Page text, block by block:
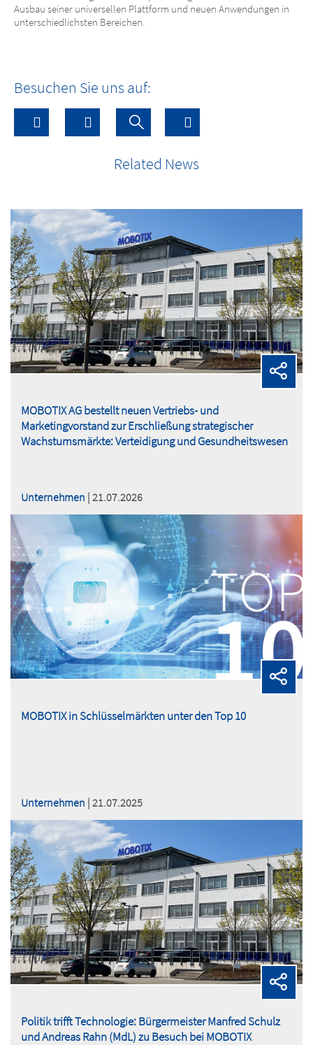
Ausbau seiner universellen Plattform und neuen Anwendungen in
unterschiedlichsten Bereichen.
Besuchen Sie uns auf:
Related News
MOBOTIX AG bestellt neuen Vertriebs- und
Marketingvorstand zur Erschließung strategischer
Wachstumsmärkte: Verteidigung und Gesundheitswesen
Unternehmen | 21.07.2026
MOBOTIX in Schlüsselmärkten unter den Top 10
Unternehmen | 21.07.2025
Politik trifft Technologie: Bürgermeister Manfred Schulz
und Andreas Rahn (MdL) zu Besuch bei MOBOTIX